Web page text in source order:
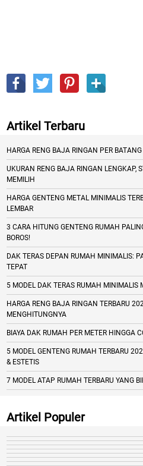
Artikel Terbaru
HARGA RENG BAJA RINGAN PER
UKURAN RENG BAJA RINGAN LENGKAP,
MEMILIH
HARGA GENTENG METAL MINIMALIS
LEMBAR
3 CARA HITUNG GENTENG RUMAH
BOROS!
DAK TERAS DEPAN RUMAH MINIMALIS:
TEPAT
5 MODEL DAK TERAS RUMAH MINIMALIS
HARGA RENG BAJA RINGAN TERBARU
MENGHITUNGNYA
BIAYA DAK RUMAH PER METER HINGGA
5 MODEL GENTENG RUMAH TERBARU
& ESTETIS
7 MODEL ATAP RUMAH TERBARU YANG
Artikel Populer